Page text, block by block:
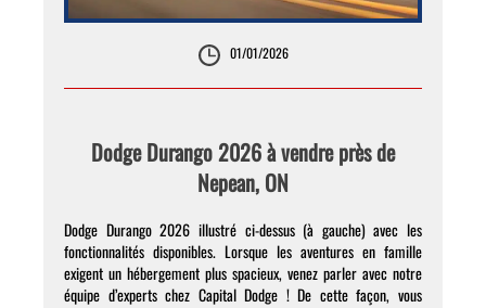
01/01/2026
Dodge Durango 2026 à vendre près de
Nepean, ON
Dodge Durango 2026 illustré ci-dessus (à gauche) avec les
fonctionnalités disponibles. Lorsque les aventures en famille
exigent un hébergement plus spacieux, venez parler avec notre
équipe d’experts chez Capital Dodge ! De cette façon, vous